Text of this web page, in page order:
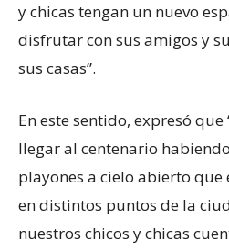
y chicas tengan un nuevo
disfrutar con sus amigos y
sus casas”.
En este sentido, expresó
llegar al centenario
playones a cielo abierto
en distintos puntos de la
nuestros chicos y chicas